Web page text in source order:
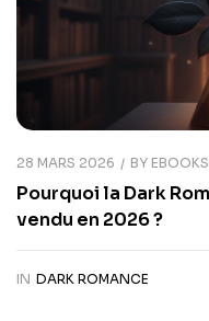
28 MARS 2026 BY EBOOKS
Pourquoi la Dark
vendu en 2026 ?
IN DARK ROMANCE